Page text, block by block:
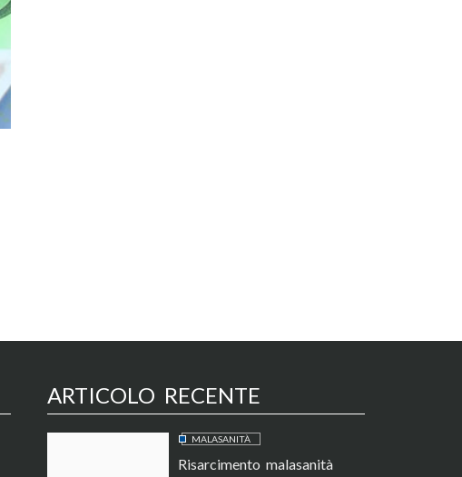
ARTICOLO RECENTE
MALASANITÀ
Risarcimento malasanità